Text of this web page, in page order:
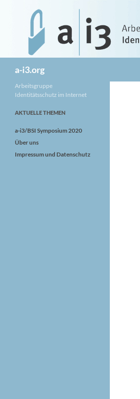
a-i3.org
Arbeitsgruppe
Identitätsschutz im Internet
AKTUELLE THEMEN
a-i3/BSI Symposium 2020
Über uns
Impressum und Datenschutz